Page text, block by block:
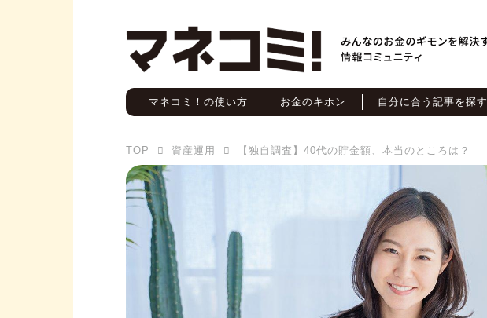
マネコミ！の使い方 お金のキホン 自分に合う記事を探す
TOP 資産運用 【独自調査】40代の貯金額、本当のところは？